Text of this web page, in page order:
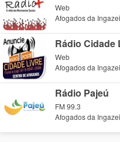
Web
Afogados da
Rádio Cidade
Web
Afogados da
Rádio Pajeú
FM 99.3
Afogados da